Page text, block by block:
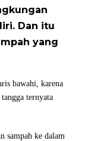
Dan itu
yang
bawahi, karena
ternyata
sampah ke dalam